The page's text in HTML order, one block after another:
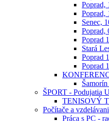
Poprad,
Poprad,
Senec,
Poprad,
Poprad
Stará
Poprad
Poprad
ŠPORT - Podujatia
TENISOVÝ
Počítače a
Práca s PC -